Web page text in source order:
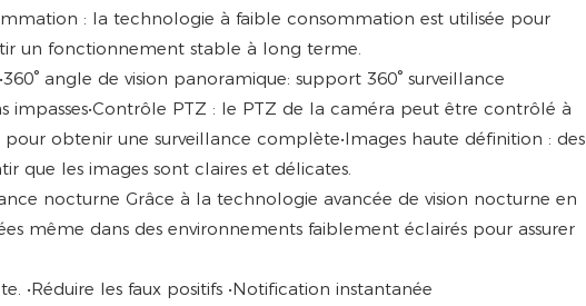
: la technologie à faible consommation est utilisée pour
un fonctionnement stable à long terme.
angle de vision panoramique: support 360° surveillance
impasses•Contrôle PTZ : le PTZ de la caméra peut être contrôlé à
obtenir une surveillance complète•Images haute définition : des
que les images sont claires et délicates.
nocturne Grâce à la technologie avancée de vision nocturne en
même dans des environnements faiblement éclairés pour assurer
•Réduire les faux positifs •Notification instantanée